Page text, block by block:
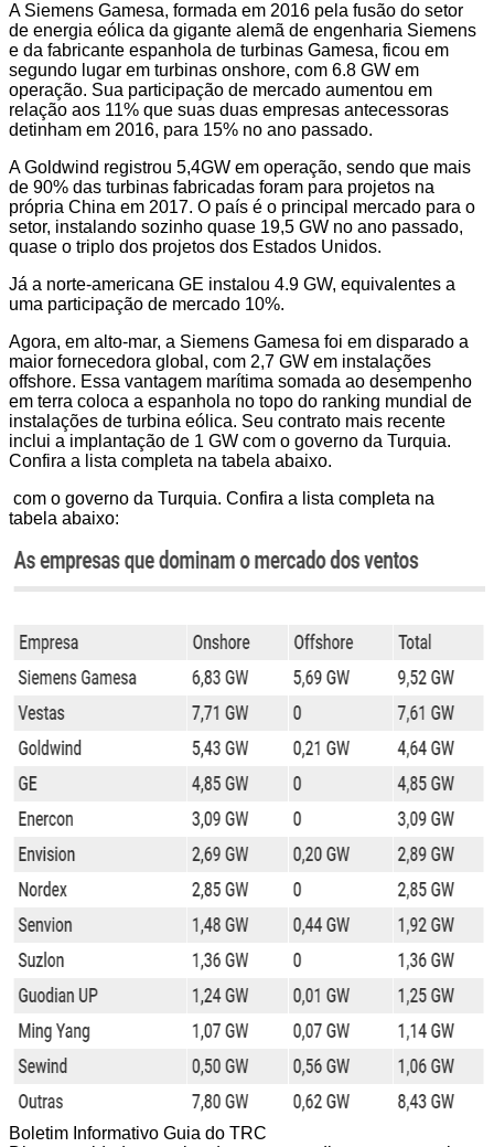
A Siemens Gamesa, formada em 2016 pela fusão do setor
de energia eólica da gigante alemã de engenharia Siemens
e da fabricante espanhola de turbinas Gamesa, ficou em
segundo lugar em turbinas onshore, com 6.8 GW em
operação. Sua participação de mercado aumentou em
relação aos 11% que suas duas empresas antecessoras
detinham em 2016, para 15% no ano passado.
A Goldwind registrou 5,4GW em operação, sendo que mais
de 90% das turbinas fabricadas foram para projetos na
própria China em 2017. O país é o principal mercado para o
setor, instalando sozinho quase 19,5 GW no ano passado,
quase o triplo dos projetos dos Estados Unidos.
Já a norte-americana GE instalou 4.9 GW, equivalentes a
uma participação de mercado 10%.
Agora, em alto-mar, a Siemens Gamesa foi em disparado a
maior fornecedora global, com 2,7 GW em instalações
offshore. Essa vantagem marítima somada ao desempenho
em terra coloca a espanhola no topo do ranking mundial de
instalações de turbina eólica. Seu contrato mais recente
inclui a implantação de 1 GW com o governo da Turquia.
Confira a lista completa na tabela abaixo.
com o governo da Turquia. Confira a lista completa na
tabela abaixo:
Boletim Informativo Guia do TRC